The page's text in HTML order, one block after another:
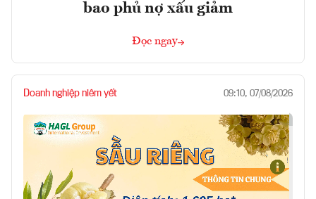
bao phủ nợ xấu giảm
Đọc ngay
Doanh nghiệp niêm yết 09:10, 07/08/2026